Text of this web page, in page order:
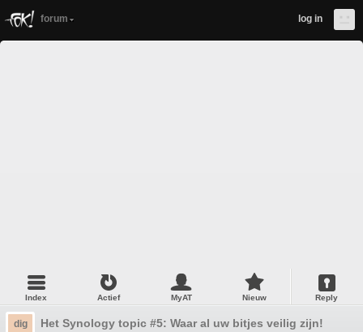
forum log in
Index Actief MyAT Nieuw Reply
dig Het Synology topic #5: Waar al uw bitjes veilig zijn!